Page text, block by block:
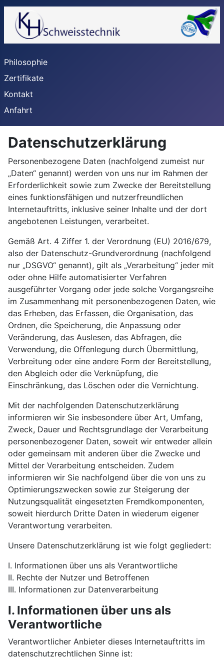
Philosophie
Zertifikate
Kontakt
Anfahrt
Datenschutzerklärung
Personenbezogene Daten (nachfolgend zumeist nur
„Daten“ genannt) werden von uns nur im Rahmen der
Erforderlichkeit sowie zum Zwecke der Bereitstellung
eines funktionsfähigen und nutzerfreundlichen
Internetauftritts, inklusive seiner Inhalte und der dort
angebotenen Leistungen, verarbeitet.
Gemäß Art. 4 Ziffer 1. der Verordnung (EU) 2016/679,
also der Datenschutz-Grundverordnung (nachfolgend
nur „DSGVO“ genannt), gilt als „Verarbeitung“ jeder mit
oder ohne Hilfe automatisierter Verfahren
ausgeführter Vorgang oder jede solche Vorgangsreihe
im Zusammenhang mit personenbezogenen Daten, wie
das Erheben, das Erfassen, die Organisation, das
Ordnen, die Speicherung, die Anpassung oder
Veränderung, das Auslesen, das Abfragen, die
Verwendung, die Offenlegung durch Übermittlung,
Verbreitung oder eine andere Form der Bereitstellung,
den Abgleich oder die Verknüpfung, die
Einschränkung, das Löschen oder die Vernichtung.
Mit der nachfolgenden Datenschutzerklärung
informieren wir Sie insbesondere über Art, Umfang,
Zweck, Dauer und Rechtsgrundlage der Verarbeitung
personenbezogener Daten, soweit wir entweder allein
oder gemeinsam mit anderen über die Zwecke und
Mittel der Verarbeitung entscheiden. Zudem
informieren wir Sie nachfolgend über die von uns zu
Optimierungszwecken sowie zur Steigerung der
Nutzungsqualität eingesetzten Fremdkomponenten,
soweit hierdurch Dritte Daten in wiederum eigener
Verantwortung verarbeiten.
Unsere Datenschutzerklärung ist wie folgt gegliedert:
I. Informationen über uns als Verantwortliche
II. Rechte der Nutzer und Betroffenen
III. Informationen zur Datenverarbeitung
I. Informationen über uns als
Verantwortliche
Verantwortlicher Anbieter dieses Internetauftritts im
datenschutzrechtlichen Sinne ist: